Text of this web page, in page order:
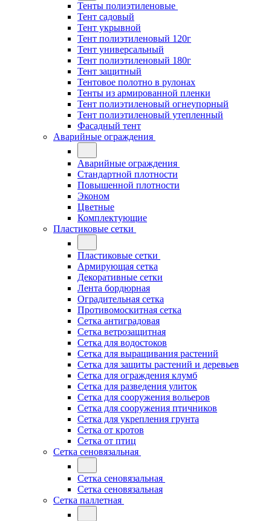
Тенты полиэтиленовые
Тент садовый
Тент укрывной
Тент полиэтиленовый 120г
Тент универсальный
Тент полиэтиленовый 180г
Тент защитный
Тентовое полотно в рулонах
Тенты из армированной пленки
Тент полиэтиленовый огнеупорный
Тент полиэтиленовый утепленный
Фасадный тент
Аварийные ограждения
Аварийные ограждения
Стандартной плотности
Повышенной плотности
Эконом
Цветные
Комплектующие
Пластиковые сетки
Пластиковые сетки
Армирующая сетка
Декоративные сетки
Лента бордюрная
Оградительная сетка
Противомоскитная сетка
Сетка антиградовая
Сетка ветрозащитная
Сетка для водостоков
Сетка для выращивания растений
Сетка для защиты растений и деревьев
Сетка для ограждения клумб
Сетка для разведения улиток
Сетка для сооружения вольеров
Сетка для сооружения птичников
Сетка для укрепления грунта
Сетка от кротов
Сетка от птиц
Сетка сеновязальная
Сетка сеновязальная
Сетка сеновязальная
Сетка паллетная